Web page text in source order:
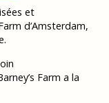
et
d’Amsterdam,
Farm a la